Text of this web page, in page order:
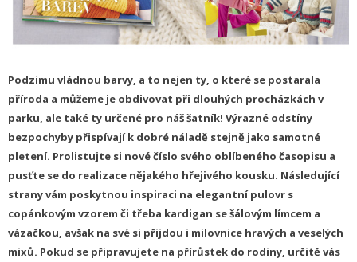
Podzimu vládnou barvy, a to nejen ty, o které se postarala
příroda a můžeme je obdivovat při dlouhých procházkách v
parku, ale také ty určené pro náš šatník! Výrazné odstíny
bezpochyby přispívají k dobré náladě stejně jako samotné
pletení. Prolistujte si nové číslo svého oblíbeného časopisu a
pusťte se do realizace nějakého hřejivého kousku. Následující
strany vám poskytnou inspiraci na elegantní pulovr s
copánkovým vzorem či třeba kardigan se šálovým límcem a
vázačkou, avšak na své si přijdou i milovnice hravých a veselých
mixů. Pokud se připravujete na přírůstek do rodiny, určitě vás